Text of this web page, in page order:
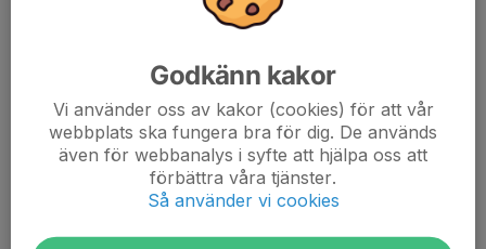
Godkänn kakor
Vi använder oss av kakor (cookies) för att vår
webbplats ska fungera bra för dig. De används
även för webbanalys i syfte att hjälpa oss att
förbättra våra tjänster.
Så använder vi cookies